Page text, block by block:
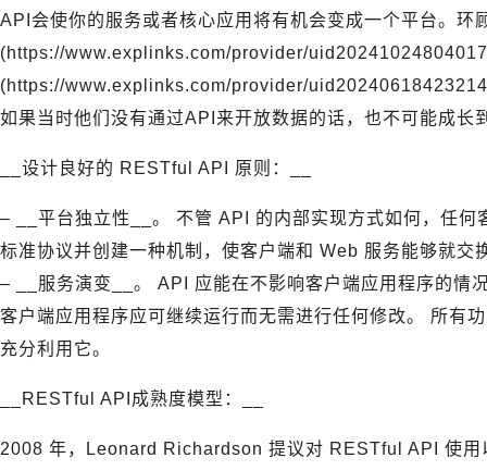
API会使你的服务或者核心应用将有机会变成一个平台。
(https://www.explinks.com/provider/
(https://www.explinks.com/provider/
如果当时他们没有通过API来开放数据的话，也不可能成长
__设计良好的 RESTful API 原则：__
– __平台独立性__。 不管 API 的内部实现方式如何，任
标准协议并创建一种机制，使客户端和 Web 服务能够就交
– __服务演变__。 API 应能在不影响客户端应用程序的情
客户端应用程序应可继续运行而无需进行任何修改。 所有
充分利用它。
__RESTful API成熟度模型：__
2008 年，Leonard Richardson 提议对 RESTful API 使用